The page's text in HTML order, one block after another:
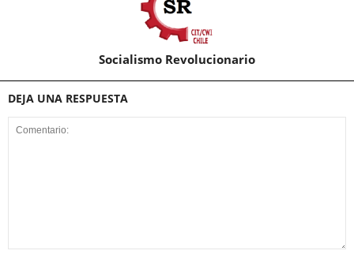
Socialismo Revolucionario
DEJA UNA RESPUESTA